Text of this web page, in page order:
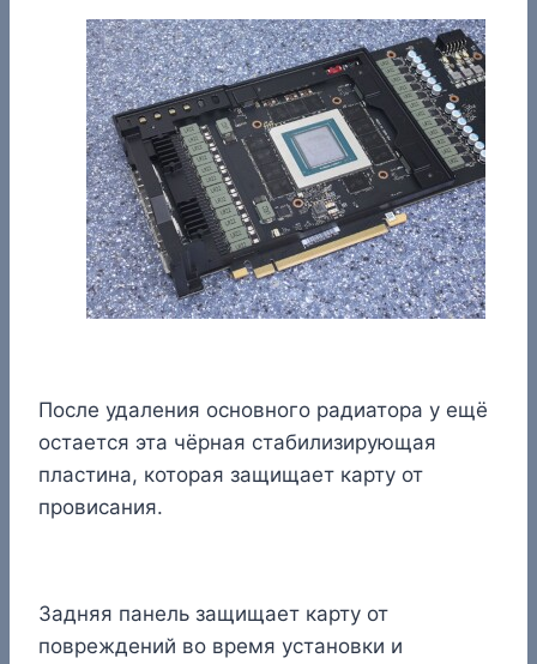
После удаления основного радиатора у ещё
остается эта чёрная стабилизирующая
пластина, которая защищает карту от
провисания.
Задняя панель защищает карту от
повреждений во время установки и